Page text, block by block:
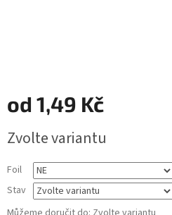
od 1,49 Kč
cena:
Zvolte variantu
Foil
Stav